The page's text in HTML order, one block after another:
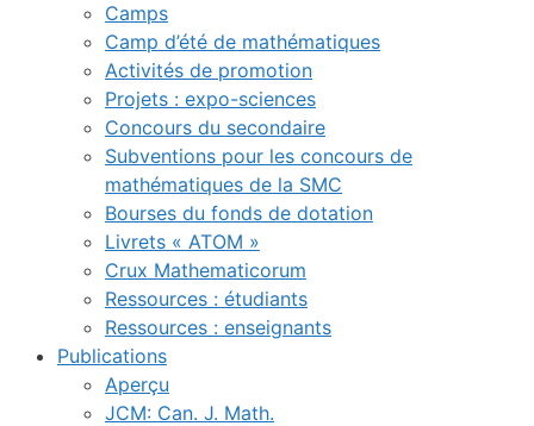
Camps
Camp d’été de mathématiques
Activités de promotion
Projets : expo-sciences
Concours du secondaire
Subventions pour les concours de
mathématiques de la SMC
Bourses du fonds de dotation
Livrets « ATOM »
Crux Mathematicorum
Ressources : étudiants
Ressources : enseignants
Publications
Aperçu
JCM: Can. J. Math.